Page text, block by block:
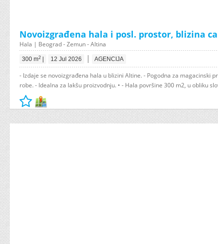
Novoizgrađena hala i posl. prostor, blizina
Hala | Beograd - Zemun - Altina
300 m2 12 Jul 2026 | AGENCIJA
- Izdaje se novoizgrađena hala u blizini Altine. - Pogodna za magacinski
robe. - Idealna za lakšu proizvodnju. • - Hala površine 300 m2, u obliku